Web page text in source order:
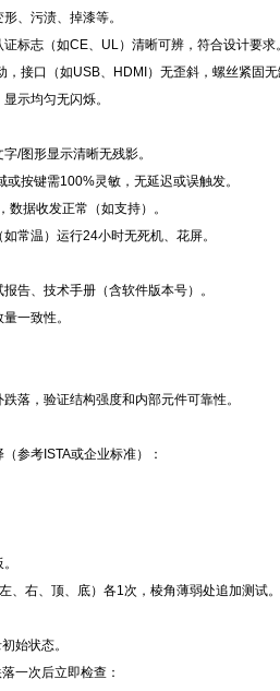
、污渍、掉漆等。
标志（如CE、UL）清晰可辨，符合设计要求
，接口（如USB、HDMI）无歪斜，螺丝紧固
示均匀无闪烁。
/图形显示清晰无残影。
按键需100%灵敏，无延迟或误触发。
据收发正常（如支持）。
常温）运行24小时无死机、花屏。
告、技术手册（含软件版本号）。
一致性。
落，验证结构强度和内部元件可靠性。
参考ISTA或企业标准）：
、右、顶、底）各1次，棱角薄弱处追加测试。
始状态。
一次后立即检查：